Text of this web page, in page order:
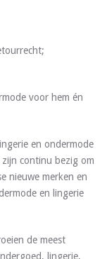
voor hem én
en ondermode
continu bezig om
nieuwe merken en
en lingerie
de meest
lingerie,